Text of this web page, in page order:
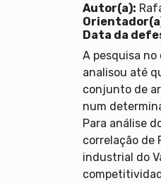
Autor(a):
Data da
A pesquisa
analisou até
conjunto de
num
Para análise
correlação de
industrial do